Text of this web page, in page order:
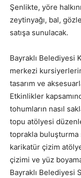
Şenlikte, yöre
zeytinyağı, bal,
satışa sunulacak.
Bayraklı Belediyesi
merkezi
tasarım ve
Etkinlikler
tohumların nasıl
topu atölyesi
toprakla buluşturma
karikatür çizim
çizimi ve yüz
Bayraklı Belediyesi